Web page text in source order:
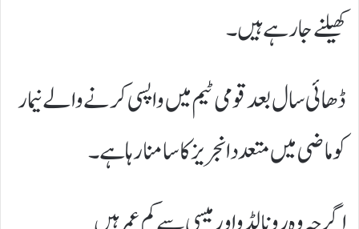
کھیلنے جا رہے ہیں۔
ڈھائی سال بعد قومی ٹیم میں واپسی کرنے والے نیمار
کو ماضی میں متعدد انجریز کا سامنا رہا ہے۔